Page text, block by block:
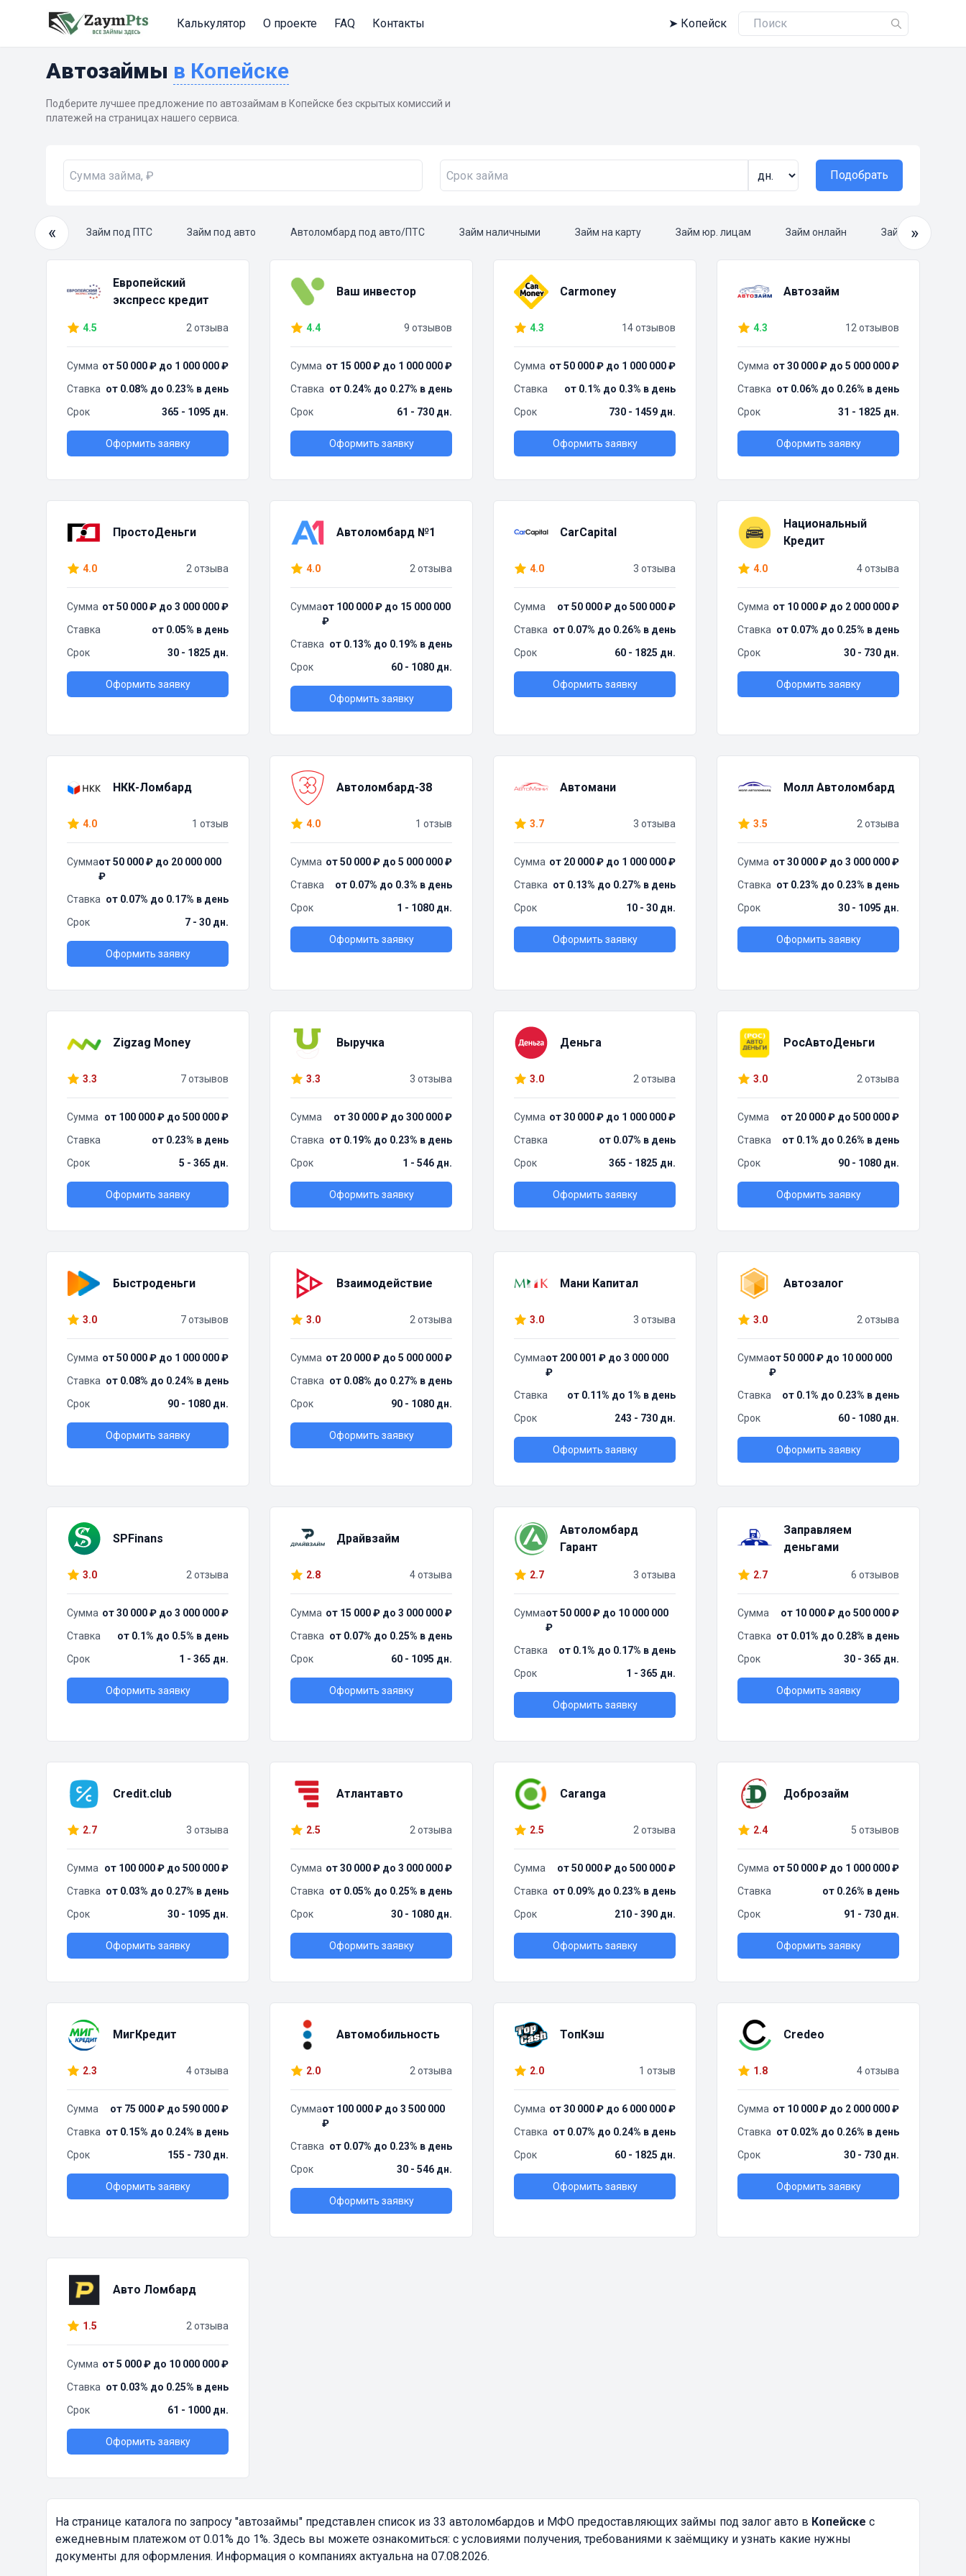
Калькулятор О проекте FAQ Контакты ➤ Копейск
Автозаймы в Копейске
Подберите лучшее предложение по автозаймам в Копейске без скрытых комиссий и
платежей на страницах нашего сервиса.
Подобрать
«
займ Займ под ПТС Займ под авто Автоломбард под авто/ПТС Займ наличными Займ на карту Займ юр. лицам Займ онлайн Займ »
Европейский
экспресс кредит
4.5 2 отзыва
Сумма от 50 000 ₽ до 1 000 000 ₽
Ставка от 0.08% до 0.23% в день
Срок
365 - 1095 дн.
Оформить заявку
Ваш инвестор
4.4 9 отзывов
Сумма от 15 000 ₽ до 1 000 000 ₽
Ставка от 0.24% до 0.27% в день
Срок
61 - 730 дн.
Оформить заявку
Carmoney
4.3 14 отзывов
Сумма от 50 000 ₽ до 1 000 000 ₽
Ставка
от 0.1% до 0.3% в день
Срок
730 - 1459 дн.
Оформить заявку
Автозайм
4.3 12 отзывов
Сумма от 30 000 ₽ до 5 000 000 ₽
Ставка от 0.06% до 0.26% в день
Срок
31 - 1825 дн.
Оформить заявку
ПростоДеньги
4.0 2 отзыва
Сумма от 50 000 ₽ до 3 000 000 ₽
Ставка
от 0.05% в день
Срок
30 - 1825 дн.
Оформить заявку
Автоломбард №1
4.0 2 отзыва
Суммаот 100 000 ₽ до 15 000 000
₽
Ставка от 0.13% до 0.19% в день
Срок
60 - 1080 дн.
Оформить заявку
CarCapital
4.0 3 отзыва
Сумма
от 50 000 ₽ до 500 000 ₽
Ставка от 0.07% до 0.26% в день
Срок
60 - 1825 дн.
Оформить заявку
Национальный
Кредит
4.0 4 отзыва
Сумма от 10 000 ₽ до 2 000 000 ₽
Ставка от 0.07% до 0.25% в день
Срок
30 - 730 дн.
Оформить заявку
НКК-Ломбард
4.0 1 отзыв
Суммаот 50 000 ₽ до 20 000 000
₽
Ставка от 0.07% до 0.17% в день
Срок
7 - 30 дн.
Оформить заявку
Автоломбард-38
4.0 1 отзыв
Сумма от 50 000 ₽ до 5 000 000 ₽
Ставка
от 0.07% до 0.3% в день
Срок
1 - 1080 дн.
Оформить заявку
Автомани
3.7 3 отзыва
Сумма от 20 000 ₽ до 1 000 000 ₽
Ставка от 0.13% до 0.27% в день
Срок
10 - 30 дн.
Оформить заявку
Молл Автоломбард
3.5 2 отзыва
Сумма от 30 000 ₽ до 3 000 000 ₽
Ставка от 0.23% до 0.23% в день
Срок
30 - 1095 дн.
Оформить заявку
Zigzag Money
3.3 7 отзывов
Сумма
от 100 000 ₽ до 500 000 ₽
Ставка
от 0.23% в день
Срок
5 - 365 дн.
Оформить заявку
Выручка
3.3 3 отзыва
Сумма
от 30 000 ₽ до 300 000 ₽
Ставка от 0.19% до 0.23% в день
Срок
1 - 546 дн.
Оформить заявку
Деньга
3.0 2 отзыва
Сумма от 30 000 ₽ до 1 000 000 ₽
Ставка
от 0.07% в день
Срок
365 - 1825 дн.
Оформить заявку
РосАвтоДеньги
3.0 2 отзыва
Сумма
от 20 000 ₽ до 500 000 ₽
Ставка
от 0.1% до 0.26% в день
Срок
90 - 1080 дн.
Оформить заявку
Быстроденьги
3.0 7 отзывов
Сумма от 50 000 ₽ до 1 000 000 ₽
Ставка от 0.08% до 0.24% в день
Срок
90 - 1080 дн.
Оформить заявку
Взаимодействие
3.0 2 отзыва
Сумма от 20 000 ₽ до 5 000 000 ₽
Ставка от 0.08% до 0.27% в день
Срок
90 - 1080 дн.
Оформить заявку
Мани Капитал
3.0 3 отзыва
Суммаот 200 001 ₽ до 3 000 000
₽
Ставка
от 0.11% до 1% в день
Срок
243 - 730 дн.
Оформить заявку
Автозалог
3.0 2 отзыва
Суммаот 50 000 ₽ до 10 000 000
₽
Ставка
от 0.1% до 0.23% в день
Срок
60 - 1080 дн.
Оформить заявку
SPFinans
3.0 2 отзыва
Сумма от 30 000 ₽ до 3 000 000 ₽
Ставка
от 0.1% до 0.5% в день
Срок
1 - 365 дн.
Оформить заявку
Драйвзайм
2.8 4 отзыва
Сумма от 15 000 ₽ до 3 000 000 ₽
Ставка от 0.07% до 0.25% в день
Срок
60 - 1095 дн.
Оформить заявку
Автоломбард
Гарант
2.7 3 отзыва
Суммаот 50 000 ₽ до 10 000 000
₽
Ставка
от 0.1% до 0.17% в день
Срок
1 - 365 дн.
Оформить заявку
Заправляем
деньгами
2.7 6 отзывов
Сумма
от 10 000 ₽ до 500 000 ₽
Ставка от 0.01% до 0.28% в день
Срок
30 - 365 дн.
Оформить заявку
Credit.club
2.7 3 отзыва
Сумма
от 100 000 ₽ до 500 000 ₽
Ставка от 0.03% до 0.27% в день
Срок
30 - 1095 дн.
Оформить заявку
Атлантавто
2.5 2 отзыва
Сумма от 30 000 ₽ до 3 000 000 ₽
Ставка от 0.05% до 0.25% в день
Срок
30 - 1080 дн.
Оформить заявку
Caranga
2.5 2 отзыва
Сумма
от 50 000 ₽ до 500 000 ₽
Ставка от 0.09% до 0.23% в день
Срок
210 - 390 дн.
Оформить заявку
Доброзайм
2.4 5 отзывов
Сумма от 50 000 ₽ до 1 000 000 ₽
Ставка
от 0.26% в день
Срок
91 - 730 дн.
Оформить заявку
МигКредит
2.3 4 отзыва
Сумма
от 75 000 ₽ до 590 000 ₽
Ставка от 0.15% до 0.24% в день
Срок
155 - 730 дн.
Оформить заявку
Автомобильность
2.0 2 отзыва
Суммаот 100 000 ₽ до 3 500 000
₽
Ставка от 0.07% до 0.23% в день
Срок
30 - 546 дн.
Оформить заявку
ТопКэш
2.0 1 отзыв
Сумма от 30 000 ₽ до 6 000 000 ₽
Ставка от 0.07% до 0.24% в день
Срок
60 - 1825 дн.
Оформить заявку
Credeo
1.8 4 отзыва
Сумма от 10 000 ₽ до 2 000 000 ₽
Ставка от 0.02% до 0.26% в день
Срок
30 - 730 дн.
Оформить заявку
Авто Ломбард
1.5 2 отзыва
Сумма от 5 000 ₽ до 10 000 000 ₽
Ставка от 0.03% до 0.25% в день
Срок
61 - 1000 дн.
Оформить заявку
На странице каталога по запросу "автозаймы" представлен список из 33 автоломбардов и МФО предоставляющих займы под залог авто в Копейске с
ежедневным платежом от 0.01% до 1%. Здесь вы можете ознакомиться: с условиями получения, требованиями к заёмщику и узнать какие нужны
документы для оформления. Информация о компаниях актуальна на 07.08.2026.